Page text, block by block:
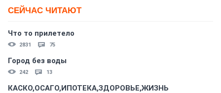
СЕЙЧАС ЧИТАЮТ
Что то прилетело
2831 75
Город без воды
242 13
КАСКО,ОСАГО,ИПОТЕКА,ЗДОРОВЬЕ,ЖИЗНЬ